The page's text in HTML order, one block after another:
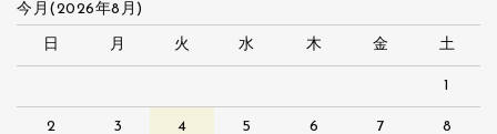
今月(2026年8月)
日 月 火 水 木 金 土
1
2 3 4 5 6 7 8